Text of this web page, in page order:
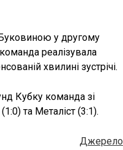
у другому
реалізувала
хвилині зустрічі.
Кубку команда зі
та Металіст (3:1).
Джерело